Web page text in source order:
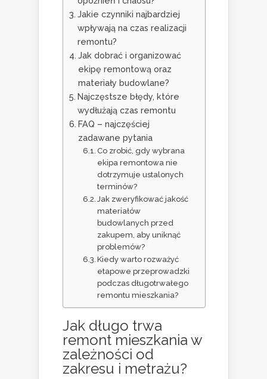
Jakie czynniki najbardziej
wpływają na czas realizacji
remontu?
Jak dobrać i organizować
ekipę remontową oraz
materiały budowlane?
Najczęstsze błędy, które
wydłużają czas remontu
FAQ – najczęściej
zadawane pytania
Co zrobić, gdy wybrana
ekipa remontowa nie
dotrzymuje ustalonych
terminów?
Jak zweryfikować jakość
materiałów
budowlanych przed
zakupem, aby uniknąć
problemów?
Kiedy warto rozważyć
etapowe przeprowadzki
podczas długotrwałego
remontu mieszkania?
Jak długo trwa
remont mieszkania w
zależności od
zakresu i metrażu?